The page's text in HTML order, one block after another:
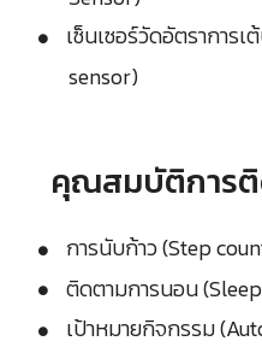
เซ็นเซอร์วัดอัตราการ
sensor)
คุณสมบัติการ
การนับก้าว (Step
ติดตามการนอน
เป้าหมายกิจกรรม